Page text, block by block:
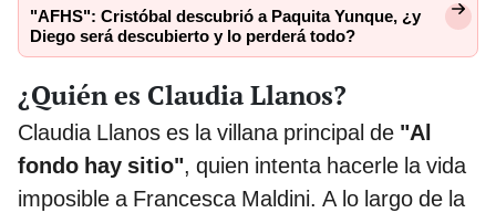
"AFHS": Cristóbal descubrió a Paquita Yunque, ¿y
Diego será descubierto y lo perderá todo?
¿Quién es Claudia Llanos?
Claudia Llanos es la villana principal de "Al
fondo hay sitio", quien intenta hacerle la vida
imposible a Francesca Maldini. A lo largo de la